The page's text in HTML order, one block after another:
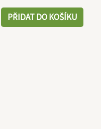
PŘIDAT DO KOŠÍKU